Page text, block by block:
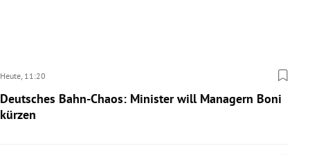
Heute, 11:20
Deutsches Bahn-Chaos: Minister will Managern Boni
kürzen